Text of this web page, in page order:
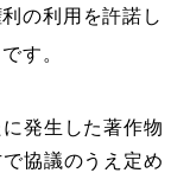
の利用を許諾し
す。
発生した著作物
協議のうえ定め